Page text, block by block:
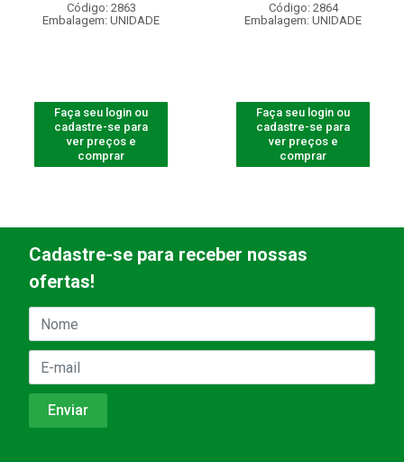
Código: 2863
Embalagem: UNIDADE
Faça seu login ou
cadastre-se para
ver preços e
comprar
Código: 2864
Embalagem: UNIDADE
Faça seu login ou
cadastre-se para
ver preços e
comprar
Cadastre-se para receber nossas
ofertas!